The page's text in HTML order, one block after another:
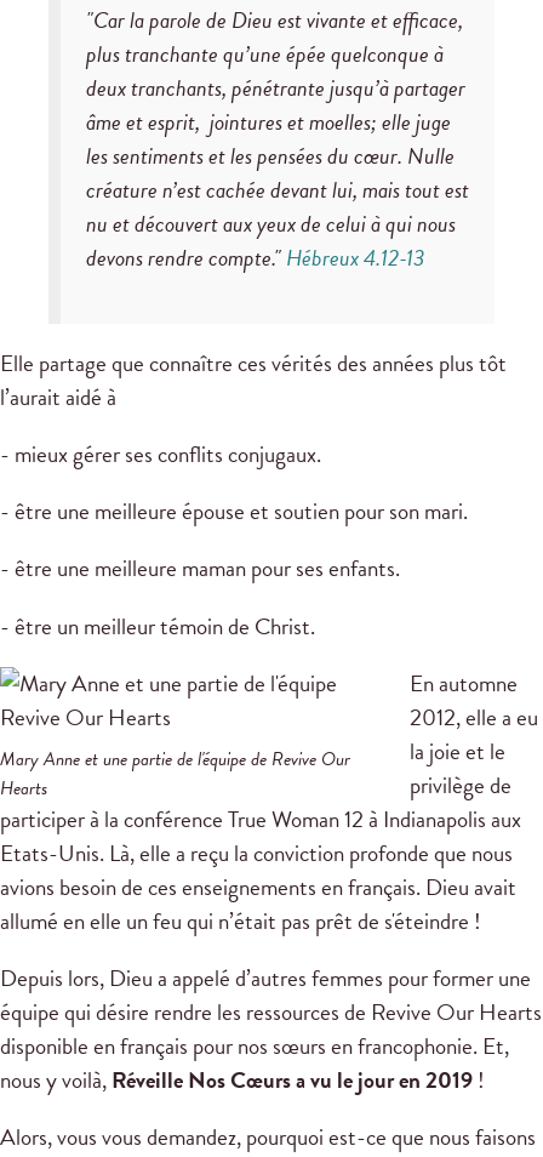
"Car la parole de Dieu est vivante et efficace,
plus tranchante qu’une épée quelconque à
deux tranchants, pénétrante jusqu’à partager
âme et esprit, jointures et moelles; elle juge
les sentiments et les pensées du cœur. Nulle
créature n’est cachée devant lui, mais tout est
nu et découvert aux yeux de celui à qui nous
devons rendre compte."Hébreux 4.12-13
Elle partage que connaître ces vérités des années plus tôt
l’aurait aidé à
- mieux gérer ses conflits conjugaux.
- être une meilleure épouse et soutien pour son mari.
- être une meilleure maman pour ses enfants.
- être un meilleur témoin de Christ.
Mary Anne et une partie de l'équipe de Revive Our
Hearts
En automne
2012, elle a eu
la joie et le
privilège de
participer à la conférence True Woman 12 à Indianapolis aux
Etats-Unis. Là, elle a reçu la conviction profonde que nous
avions besoin de ces enseignements en français. Dieu avait
allumé en elle un feu qui n’était pas prêt de s'éteindre !
Depuis lors, Dieu a appelé d’autres femmes pour former une
équipe qui désire rendre les ressources de Revive Our Hearts
disponible en français pour nos sœurs en francophonie. Et,
nous y voilà,Réveille Nos Cœurs a vu le jour en 2019 !
Alors, vous vous demandez, pourquoi est-ce que nous faisons